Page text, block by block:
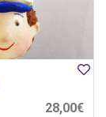
28,00€